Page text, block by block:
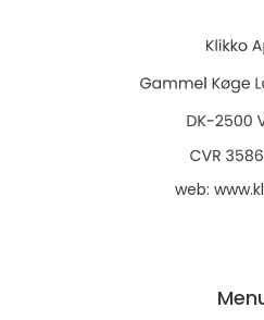
web: